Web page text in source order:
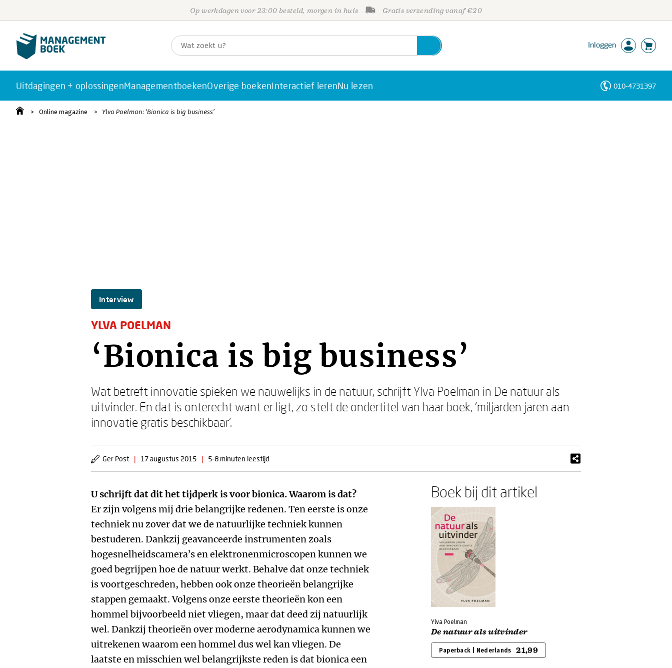
Op werkdagen voor 23:00 besteld, morgen in huis Gratis verzending vanaf €20
Inloggen
Uitdagingen + oplossingenManagementboekenOverige boekenInteractief lerenNu lezen 010-4731397
Online magazine Ylva Poelman: ‘Bionica is big business’
Interview
YLVA POELMAN
‘Bionica is big business’
Wat betreft innovatie spieken we nauwelijks in de natuur, schrijft Ylva Poelman in De natuur als
uitvinder. En dat is onterecht want er ligt, zo stelt de ondertitel van haar boek, ’miljarden jaren aan
innovatie gratis beschikbaar’.
Ger Post | 17 augustus 2015 | 5-8 minuten leestijd
U schrijft dat dit het tijdperk is voor bionica. Waarom is dat?
Er zijn volgens mij drie belangrijke redenen. Ten eerste is onze
techniek nu zover dat we de natuurlijke techniek kunnen
bestuderen. Dankzij geavanceerde instrumenten zoals
hogesnelheidscamera’s en elektronenmicroscopen kunnen we
goed begrijpen hoe de natuur werkt. Behalve dat onze techniek
is voortgeschreden, hebben ook onze theorieën belangrijke
stappen gemaakt. Volgens onze eerste theorieën kon een
hommel bijvoorbeeld niet vliegen, maar dat deed zij natuurlijk
wel. Dankzij theorieën over moderne aerodynamica kunnen we
uitrekenen waarom een hommel dus wel kan vliegen. De
laatste en misschien wel belangrijkste reden is dat bionica een
Boek bij dit artikel
Ylva Poelman
De natuur als uitvinder
Paperback | Nederlands 21,99
Personen